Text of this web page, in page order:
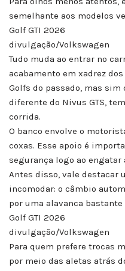
semelhante aos modelos
Golf GTI 2026
divulgação/Volkswagen
Tudo muda ao entrar no
acabamento em xadrez
Golfs do passado, mas sim
diferente do Nivus GTS,
corrida.
O banco envolve o
coxas. Esse apoio é
segurança logo ao
Antes disso, vale destacar
incomodar: o câmbio
por uma alavanca bastante
Golf GTI 2026
divulgação/Volkswagen
Para quem prefere trocas
por meio das aletas atrás